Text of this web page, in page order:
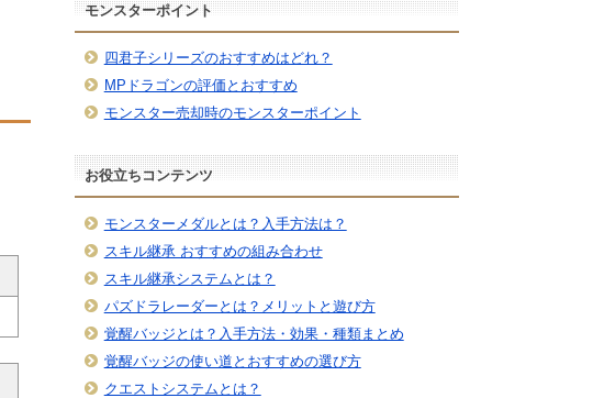
モンスターポイント
四君子シリーズのおすすめはどれ？
MPドラゴンの評価とおすすめ
モンスター売却時のモンスターポイント
お役立ちコンテンツ
モンスターメダルとは？入手方法は？
スキル継承 おすすめの組み合わせ
スキル継承システムとは？
パズドラレーダーとは？メリットと遊び方
覚醒バッジとは？入手方法・効果・種類まとめ
覚醒バッジの使い道とおすすめの選び方
クエストシステムとは？